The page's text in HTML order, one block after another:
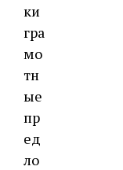
ки
гра
мо
тн
ые
пр
ед
ло